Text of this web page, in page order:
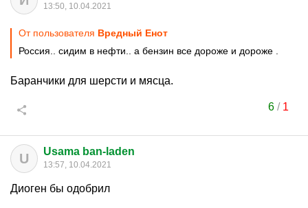
13:50, 10.04.2021
От пользователя Вредный Енот
Россия.. сидим в нефти.. а бензин все дороже и дороже .
Баранчики для шерсти и мясца.
6/ 1
U Usama ban-laden
13:57, 10.04.2021
Диоген бы одобрил